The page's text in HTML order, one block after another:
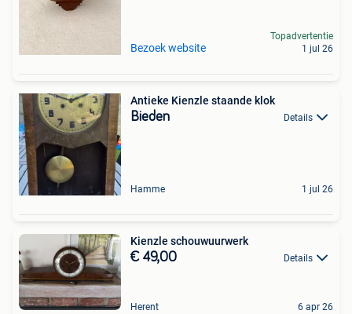
Bezoek website
Topadvertentie
1 jul 26
Antieke Kienzle staande klok
Bieden Details
Hamme 1 jul 26
Kienzle schouwuurwerk
€ 49,00 Details
Herent 6 apr 26